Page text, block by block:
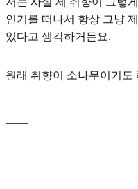
인기를 떠나서 항상 그냥
있다고 생각하거든요.
원래 취향이 소나무이기도